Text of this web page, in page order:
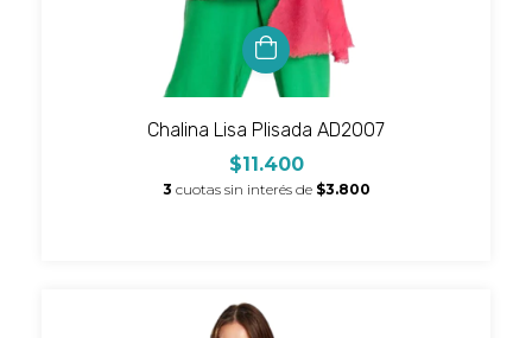
Chalina Lisa Plisada AD2007
$11.400
3 cuotas sin interés de $3.800